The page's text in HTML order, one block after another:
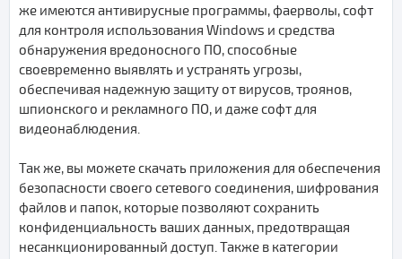
же имеются антивирусные программы, фаерволы, софт
для контроля использования Windows и средства
обнаружения вредоносного ПО, способные
своевременно выявлять и устранять угрозы,
обеспечивая надежную защиту от вирусов, троянов,
шпионского и рекламного ПО, и даже софт для
видеонаблюдения.
Так же, вы можете скачать приложения для обеспечения
безопасности своего сетевого соединения, шифрования
файлов и папок, которые позволяют сохранить
конфиденциальность ваших данных, предотвращая
несанкционированный доступ. Также в категории